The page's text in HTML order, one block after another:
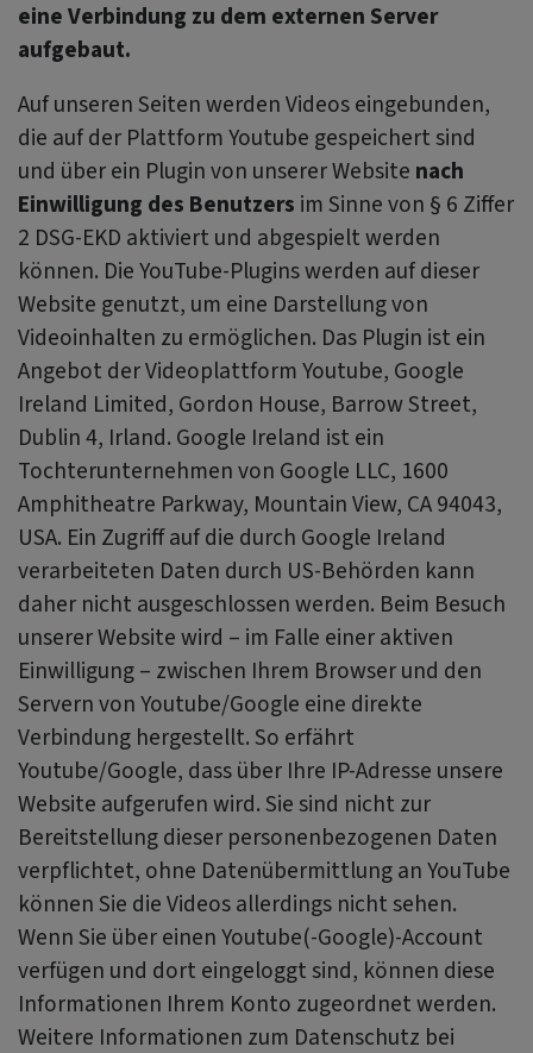
eine Verbindung zu dem externen Server
aufgebaut.
Auf unseren Seiten werden Videos eingebunden,
die auf der Plattform Youtube gespeichert sind
und über ein Plugin von unserer Website nach
Einwilligung des Benutzers im Sinne von § 6 Ziffer
2 DSG-EKD aktiviert und abgespielt werden
können. Die YouTube-Plugins werden auf dieser
Website genutzt, um eine Darstellung von
Videoinhalten zu ermöglichen. Das Plugin ist ein
Angebot der Videoplattform Youtube, Google
Ireland Limited, Gordon House, Barrow Street,
Dublin 4, Irland. Google Ireland ist ein
Tochterunternehmen von Google LLC, 1600
Amphitheatre Parkway, Mountain View, CA 94043,
USA. Ein Zugriff auf die durch Google Ireland
verarbeiteten Daten durch US-Behörden kann
daher nicht ausgeschlossen werden. Beim Besuch
unserer Website wird – im Falle einer aktiven
Einwilligung – zwischen Ihrem Browser und den
Servern von Youtube/Google eine direkte
Verbindung hergestellt. So erfährt
Youtube/Google, dass über Ihre IP-Adresse unsere
Website aufgerufen wird. Sie sind nicht zur
Bereitstellung dieser personenbezogenen Daten
verpflichtet, ohne Datenübermittlung an YouTube
können Sie die Videos allerdings nicht sehen.
Wenn Sie über einen Youtube(-Google)-Account
verfügen und dort eingeloggt sind, können diese
Informationen Ihrem Konto zugeordnet werden.
Weitere Informationen zum Datenschutz bei